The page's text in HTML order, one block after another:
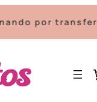
por